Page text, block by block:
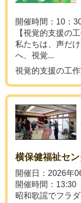
開催時間：10：
【視覚的支援の
私たちは、声だ
へ、視覚...
視覚的支援の工
横保健福祉セン
開催日：2026年
開催時間：
昭和歌謡でフラ